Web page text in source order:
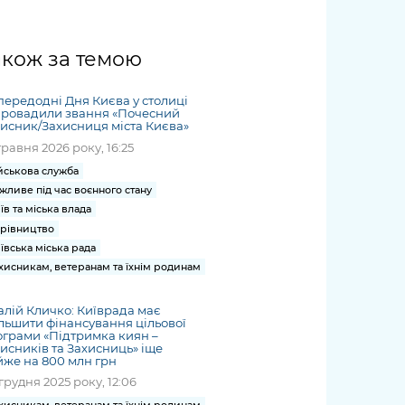
Київська міська військова
адміністрація
Міський застосунок Київ
Важливе під час
воєнного стану
«Ініціатива
«Відкритий Уряд» –
місцевий рівень»
воєнного стану
дій чи
про
на
дашборди
від
/
запит /
a media
request
under
за темою
Дня Києва у столиці
звання «Почесний
Захисниця міста Києва»
2026 року, 16:25
служба
під час воєнного стану
та міська влада
міська рада
ветеранам та їхнім родинам
Кличко: Київрада має
фінансування цільової
«Підтримка киян –
та Захисниць» іще
на 800 млн грн
2025 року, 12:06